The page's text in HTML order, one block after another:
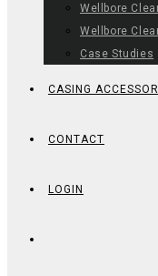
Wellbore
Wellbore
Case Studies
CASING
CONTACT
LOGIN